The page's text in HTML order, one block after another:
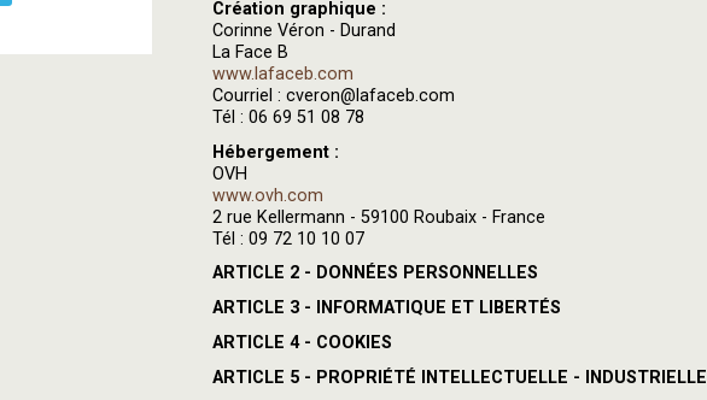
Création graphique :
Corinne Véron - Durand
La Face B
www.lafaceb.com
Courriel : cveron@lafaceb.com
Tél : 06 69 51 08 78
Hébergement :
OVH
www.ovh.com
2 rue Kellermann - 59100 Roubaix - France
Tél : 09 72 10 10 07
ARTICLE 2 - DONNÉES PERSONNELLES
ARTICLE 3 - INFORMATIQUE ET LIBERTÉS
ARTICLE 4 - COOKIES
ARTICLE 5 - PROPRIÉTÉ INTELLECTUELLE - INDUSTRIELLE